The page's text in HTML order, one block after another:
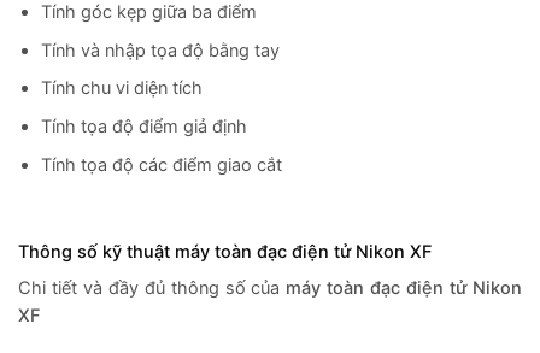
Tính góc kẹp giữa ba điểm
Tính và nhập tọa độ bằng tay
Tính chu vi diện tích
Tính tọa độ điểm giả định
Tính tọa độ các điểm giao cắt
Thông số kỹ thuật máy toàn đạc điện tử Nikon XF
Chi tiết và đầy đủ thông số của máy toàn đạc điện tử Nikon
XF